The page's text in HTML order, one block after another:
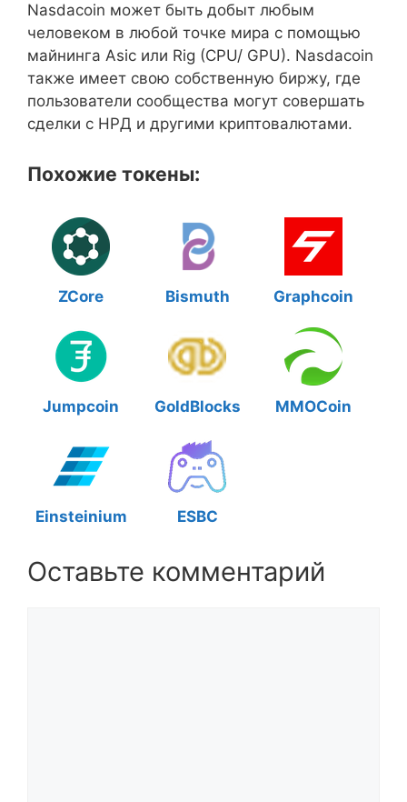
Nasdacoin может быть добыт любым
человеком в любой точке мира с помощью
майнинга Asic или Rig (CPU/ GPU). Nasdacoin
также имеет свою собственную биржу, где
пользователи сообщества могут совершать
сделки с НРД и другими криптовалютами.
Похожие токены:
ZCore Bismuth Graphcoin
Jumpcoin GoldBlocks MMOCoin
Einsteinium ESBC
Оставьте комментарий